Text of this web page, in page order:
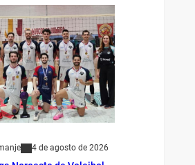
4 de agosto de 2026